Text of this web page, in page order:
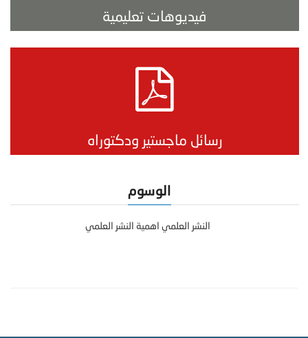
فيديوهات تعليمية
رسائل ماجستير ودكتوراه
الوسوم
النشر العلمي اهمية النشر العلمي